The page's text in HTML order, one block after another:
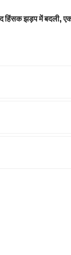
हिंसक झड़प में बदली,